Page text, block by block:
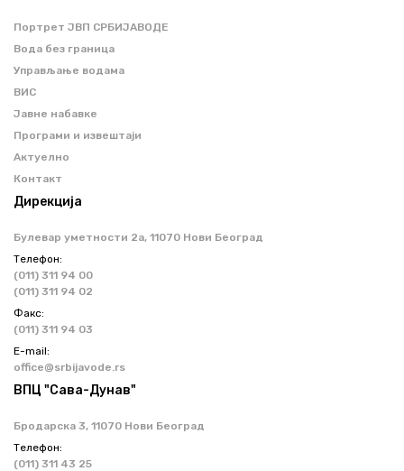
Портрет ЈВП СРБИЈАВОДЕ
Вода без граница
Управљање водама
ВИС
Јавне набавке
Програми и извештаји
Актуелно
Контакт
Дирекција
Булевар уметности 2a, 11070 Нови Београд
Телефон:
(011) 311 94 00
(011) 311 94 02
Факс:
(011) 311 94 03
Е-mail:
office@srbijavode.rs
ВПЦ "Сава-Дунав"
Бродарска 3, 11070 Нови Београд
Телефон:
(011) 311 43 25